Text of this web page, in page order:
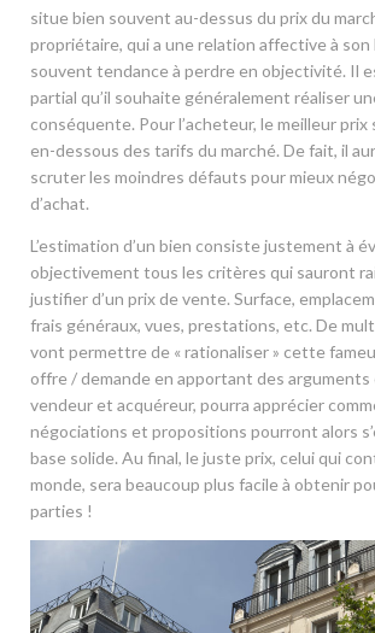
situe bien souvent au-dessus du prix du
propriétaire, qui a une relation affective à son
souvent tendance à perdre en objectivité. Il
partial qu’il souhaite généralement réaliser
conséquente. Pour l’acheteur, le meilleur prix
en-dessous des tarifs du marché. De fait, il
scruter les moindres défauts pour mieux
d’achat.
L’estimation d’un bien consiste justement à
objectivement tous les critères qui sauront
justifier d’un prix de vente. Surface,
frais généraux, vues, prestations, etc. De
vont permettre de « rationaliser » cette
offre / demande en apportant des arguments
vendeur et acquéreur, pourra apprécier
négociations et propositions pourront alors
base solide. Au final, le juste prix, celui qui
monde, sera beaucoup plus facile à obtenir
parties !